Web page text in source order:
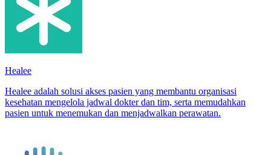
Healee
Healee adalah solusi akses pasien yang membantu organisasi
kesehatan mengelola jadwal dokter dan tim, serta memudahkan
pasien untuk menemukan dan menjadwalkan perawatan.